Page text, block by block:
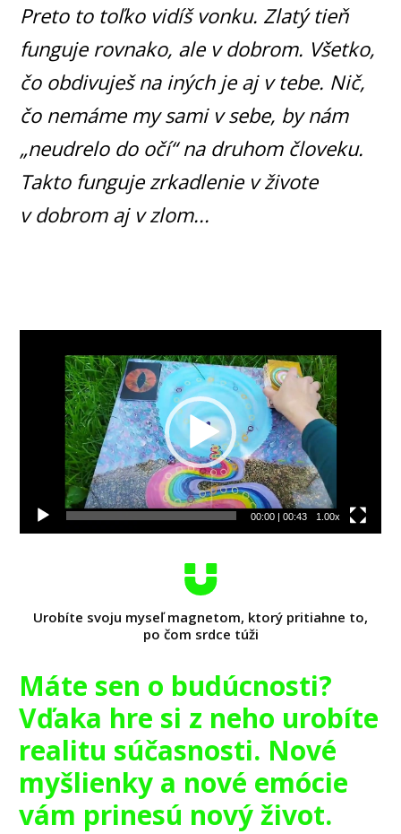
Preto to toľko vidíš vonku. Zlatý tieň
funguje rovnako, ale v dobrom. Všetko,
čo obdivuješ na iných je aj v tebe. Nič,
čo nemáme my sami v sebe, by nám
„neudrelo do očí“ na druhom človeku.
Takto funguje zrkadlenie v živote
v dobrom aj v zlom...
prehrávač
00:00| 00:43 1.00x
Urobíte svoju myseľ magnetom, ktorý pritiahne to,
po čom srdce túži
Máte sen o budúcnosti?
Vďaka hre si z neho urobíte
realitu súčasnosti. Nové
myšlienky a nové emócie
vám prinesú nový život.